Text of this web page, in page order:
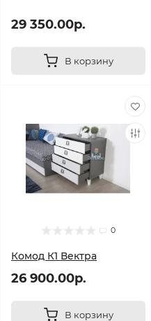
29 350.00р.
В корзину
0
Комод К1 Вектра
26 900.00р.
В корзину